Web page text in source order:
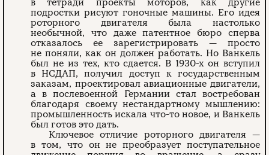
в тетради проекты моторов, как другие
подростки рисуют гоночные машины. Его идея
роторного двигателя была настолько
необычной, что даже патентное бюро сперва
отказалось ее зарегистрировать — просто
не поняли, как он должен работать. Но Ванкель
был не из тех, кто сдается. В 1930-х он вступил
в НСДАП, получил доступ к государственным
заказам, проектировал авиационные двигатели,
а в послевоенной Германии стал востребован
благодаря своему нестандартному мышлению:
промышленность искала что-то новое, и Ванкель
был готов это дать.
Ключевое отличие роторного двигателя —
в том, что он не преобразует поступательное